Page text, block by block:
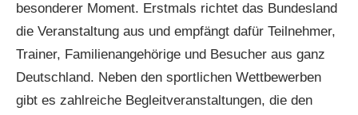
besonderer Moment. Erstmals richtet das Bundesland
die Veranstaltung aus und empfängt dafür Teilnehmer,
Trainer, Familienangehörige und Besucher aus ganz
Deutschland. Neben den sportlichen Wettbewerben
gibt es zahlreiche Begleitveranstaltungen, die den